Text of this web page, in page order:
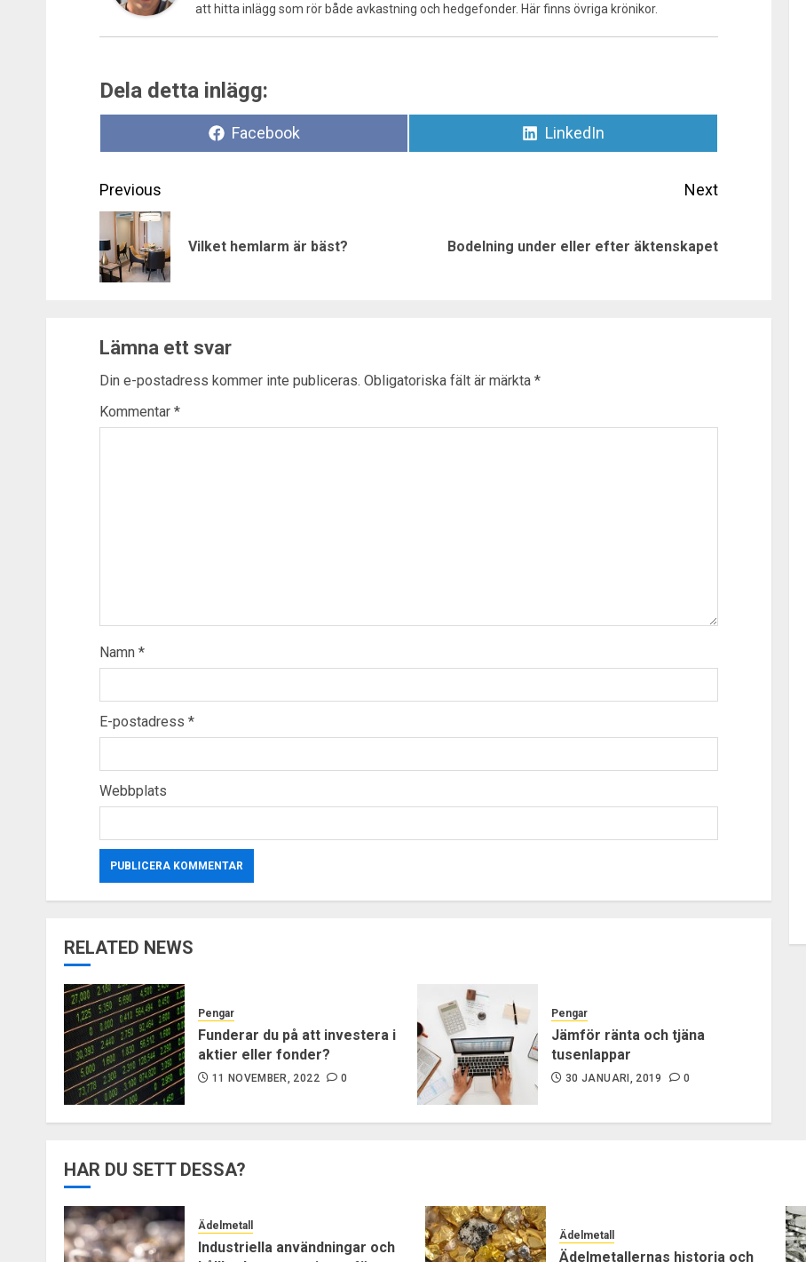
att hitta inlägg som rör både avkastning och hedgefonder. Här finns övriga krönikor.
Dela detta inlägg:
Dela
på
Facebook
Dela
på
LinkedIn
Post
navigation
Previous
Previous
Vilket hemlarm är bäst?
Next
Bodelning under eller efter äktenskapet
Lämna ett svar
Din e-postadress kommer inte publiceras. Obligatoriska fält är märkta *
Kommentar *
Namn *
E-postadress *
Webbplats
RELATED NEWS
Pengar
Funderar du på att investera i
aktier eller fonder?
11 NOVEMBER, 2022 0
Pengar
Jämför ränta och tjäna
tusenlappar
30 JANUARI, 2019 0
HAR DU SETT DESSA?
Ädelmetall
Industriella användningar och
Ädelmetall
Ädelmetallernas historia och